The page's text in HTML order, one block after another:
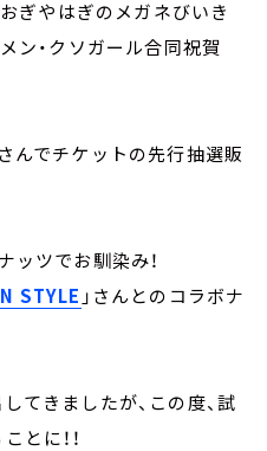
おぎやはぎのメガネびいき
ン・クソガール合同祝賀
さんでチケットの先行抽選販
ッツでお馴染み！
STYLE 」さんとのコラボナ
てきましたが、この度、試
とに！！